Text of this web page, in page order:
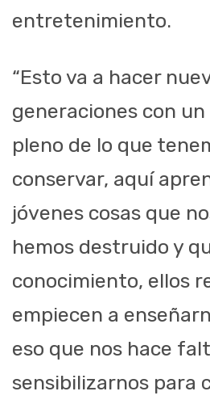
entretenimiento.
“Esto va a hacer
generaciones con
pleno de lo que
conservar, aquí
jóvenes cosas que
hemos destruido y
conocimiento, ellos
empiecen a
eso que nos hace
sensibilizarnos para